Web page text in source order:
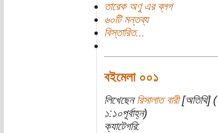
তারেক অণু এর ব্লগ
৬০টি মন্তব্য
বিস্তারিত...
বইমেলা ০০১
লিখেছেন রিসালাত বারী[অতিথি]
১:১০পূর্বাহ্ন)
ক্যাটেগরি: